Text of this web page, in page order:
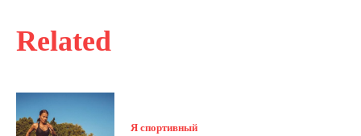
Related
Я спортивный